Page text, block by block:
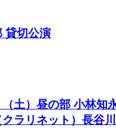
貸切公演
（土）昼の部 小林知
ラリネット）長谷